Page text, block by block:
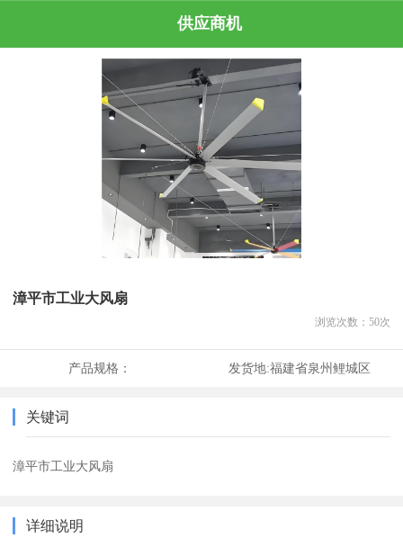
供应商机
漳平市工业大风扇
浏览次数： 50次
产品规格： 发货地:福建省泉州鲤城区
关键词
漳平市工业大风扇
详细说明